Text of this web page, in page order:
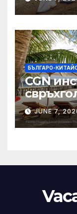
търси
БЪЛГАРО-
CGN
18 MW в
JUNE 7,